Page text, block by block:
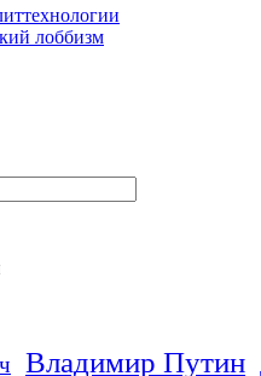
лоббизм
Владимир Путин